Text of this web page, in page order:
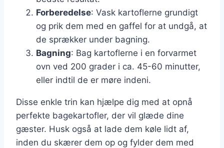
Forberedelse: Vask kartoflerne grundigt
og prik dem med en gaffel for at undgå, at
de sprækker under bagning.
Bagning: Bag kartoflerne i en forvarmet
ovn ved 200 grader i ca. 45-60 minutter,
eller indtil de er møre indeni.
Disse enkle trin kan hjælpe dig med at opnå
perfekte bagekartofler, der vil glæde dine
gæster. Husk også at lade dem køle lidt af,
inden du skærer dem op og fylder dem med